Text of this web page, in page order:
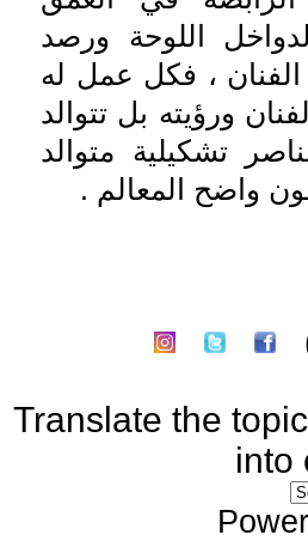
اللوحة ورصد
، فكل عمل له
ورؤيته بل تتوالد
تشكيلية متوالد
واضح المعالم .
Translate the topic
into